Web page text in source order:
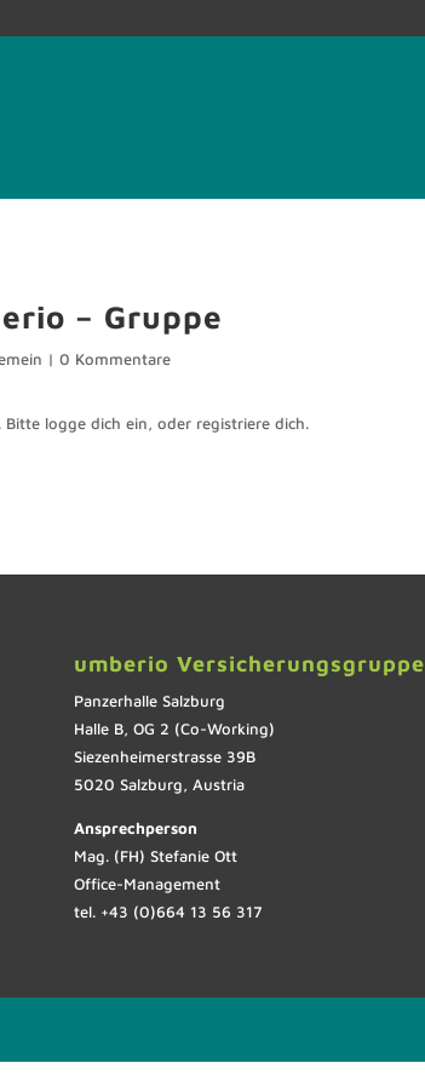
– Gruppe
|0 Kommentare
logge dich ein, oder registriere dich.
umberio Versicherungsgruppe
Panzerhalle Salzburg
Halle B, OG 2 (Co-Working)
Siezenheimerstrasse 39B
5020 Salzburg, Austria
Ansprechperson
Mag. (FH) Stefanie Ott
Office-Management
tel. +43 (0)664 13 56 317